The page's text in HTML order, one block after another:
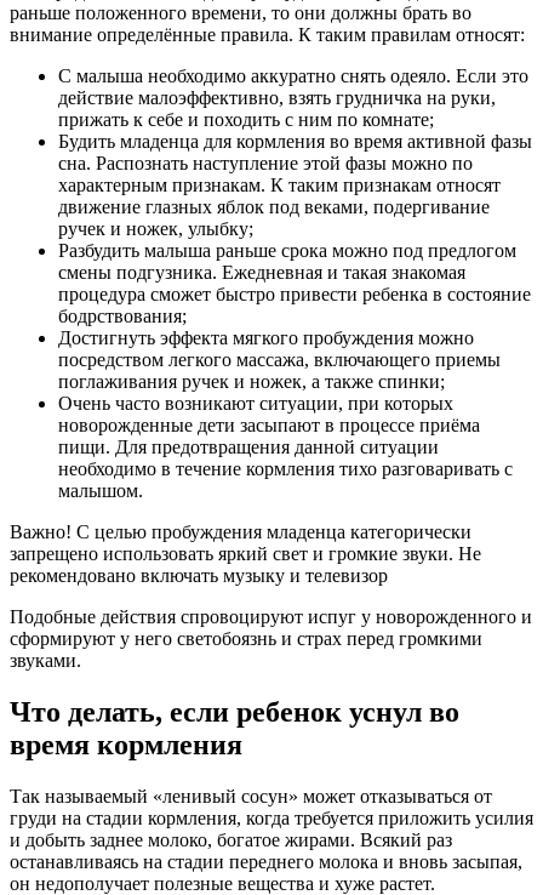
раньше положенного времени, то они должны брать во
внимание определённые правила. К таким правилам относят:
С малыша необходимо аккуратно снять одеяло. Если это
действие малоэффективно, взять грудничка на руки,
прижать к себе и походить с ним по комнате;
Будить младенца для кормления во время активной фазы
сна. Распознать наступление этой фазы можно по
характерным признакам. К таким признакам относят
движение глазных яблок под веками, подергивание
ручек и ножек, улыбку;
Разбудить малыша раньше срока можно под предлогом
смены подгузника. Ежедневная и такая знакомая
процедура сможет быстро привести ребенка в состояние
бодрствования;
Достигнуть эффекта мягкого пробуждения можно
посредством легкого массажа, включающего приемы
поглаживания ручек и ножек, а также спинки;
Очень часто возникают ситуации, при которых
новорожденные дети засыпают в процессе приёма
пищи. Для предотвращения данной ситуации
необходимо в течение кормления тихо разговаривать с
малышом.
Важно! С целью пробуждения младенца категорически
запрещено использовать яркий свет и громкие звуки. Не
рекомендовано включать музыку и телевизор
Подобные действия спровоцируют испуг у новорожденного и
сформируют у него светобоязнь и страх перед громкими
звуками.
Что делать, если ребенок уснул во
время кормления
Так называемый «ленивый сосун» может отказываться от
груди на стадии кормления, когда требуется приложить усилия
и добыть заднее молоко, богатое жирами. Всякий раз
останавливаясь на стадии переднего молока и вновь засыпая,
он недополучает полезные вещества и хуже растет.